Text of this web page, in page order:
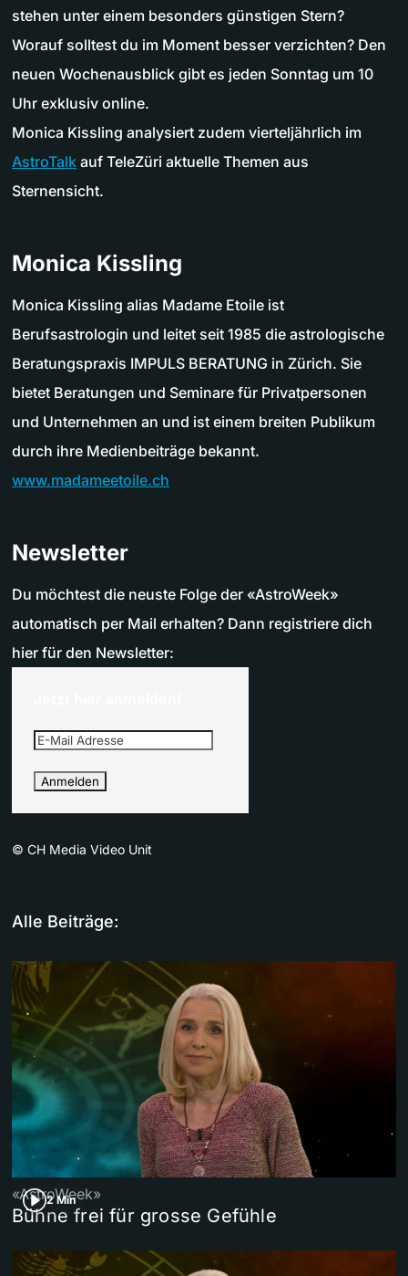
stehen unter einem besonders günstigen Stern?
Worauf solltest du im Moment besser verzichten? Den
neuen Wochenausblick gibt es jeden Sonntag um 10
Uhr exklusiv online.
Monica Kissling analysiert zudem vierteljährlich im
AstroTalk auf TeleZüri aktuelle Themen aus
Sternensicht.
Monica Kissling
Monica Kissling alias Madame Etoile ist
Berufsastrologin und leitet seit 1985 die astrologische
Beratungspraxis IMPULS BERATUNG in Zürich. Sie
bietet Beratungen und Seminare für Privatpersonen
und Unternehmen an und ist einem breiten Publikum
durch ihre Medienbeiträge bekannt.
www.madameetoile.ch
Newsletter
Du möchtest die neuste Folge der «AstroWeek»
automatisch per Mail erhalten? Dann registriere dich
hier für den Newsletter:
© CH Media Video Unit
Alle Beiträge:
2 Min
«AstroWeek»
Bühne frei für grosse Gefühle